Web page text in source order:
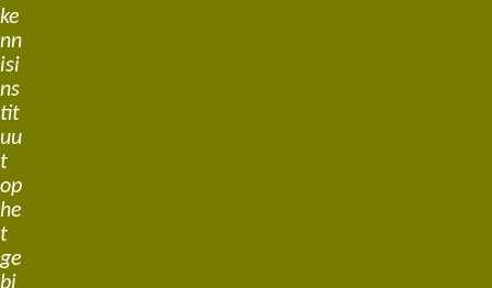
ke
nn
isi
ns
tit
uu
t
op
he
t
ge